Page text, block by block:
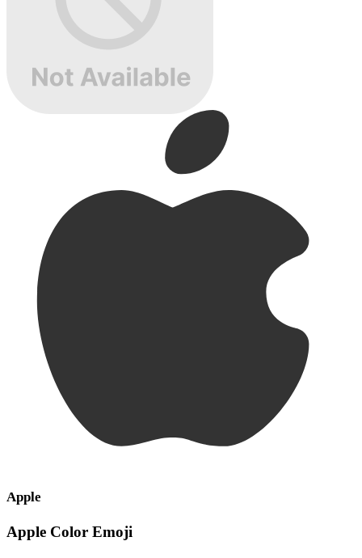
Apple
Apple Color Emoji